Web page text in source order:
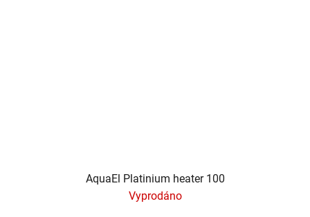
AquaEl Platinium heater 100
Vyprodáno